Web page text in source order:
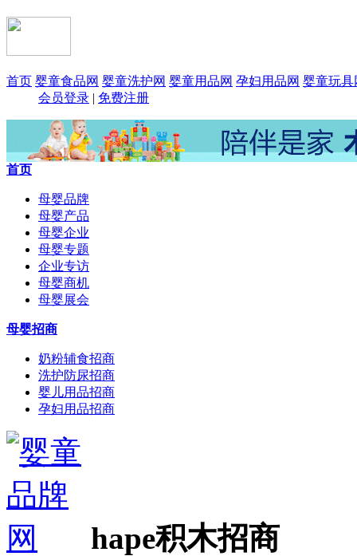
首页 婴童食品网 婴童洗护网 婴童用品网 孕妇用品网 婴童玩具
会员登录 | 免费注册
首页
母婴品牌
母婴产品
母婴企业
母婴专题
企业专访
母婴商机
母婴展会
母婴招商
奶粉辅食招商
洗护防尿招商
婴儿用品招商
孕妇用品招商
hape积木招商